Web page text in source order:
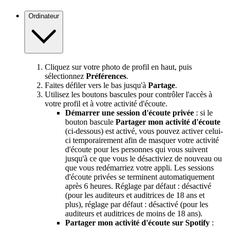
Ordinateur
Cliquez sur votre photo de profil en haut, puis
sélectionnez Préférences.
Faites défiler vers le bas jusqu'à Partage.
Utilisez les boutons bascules pour contrôler l'accès à
votre profil et à votre activité d'écoute.
Démarrer une session d'écoute privée : si le
bouton bascule Partager mon activité d'écoute
(ci-dessous) est activé, vous pouvez activer celui-
ci temporairement afin de masquer votre activité
d'écoute pour les personnes qui vous suivent
jusqu'à ce que vous le désactiviez de nouveau ou
que vous redémarriez votre appli. Les sessions
d'écoute privées se terminent automatiquement
après 6 heures. Réglage par défaut : désactivé
(pour les auditeurs et auditrices de 18 ans et
plus), réglage par défaut : désactivé (pour les
auditeurs et auditrices de moins de 18 ans).
Partager mon activité d'écoute sur Spotify :